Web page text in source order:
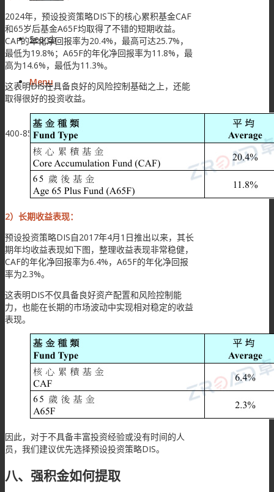
Search
Menu
400-8522-882
2024年，预设投资策略DIS下的核心累积基金CAF
和65岁后基金A65F均取得了不错的短期收益。
CAF的年化净回报率为20.4%，最高可达25.7%，
最低为19.8%；A65F的年化净回报率为11.8%，最
高为14.6%，最低为11.3%。
这表明DIS在具备良好的风险控制基础之上，还能
取得很好的投资收益。
2）长期收益表现：
预设投资策略DIS自2017年4月1日推出以来，其长
期年均收益表现如下图，整理收益表现非常稳健，
CAF的年化净回报率为6.4%，A65F的年化净回报
率为2.3%。
这表明DIS不仅具备良好资产配置和风险控制能
力，也能在长期的市场波动中实现相对稳定的收益
表现。
因此，对于不具备丰富投资经验或没有时间的人
员，我们建议优先选择预设投资策略DIS。
八、强积金如何提取